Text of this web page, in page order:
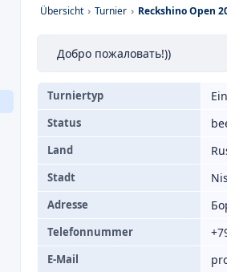
Übersicht › Turnier › Reckshino Open
Добро пожаловать!))
Turniertyp
Status
Land
Stadt
Adresse
Telefonnummer
E-Mail